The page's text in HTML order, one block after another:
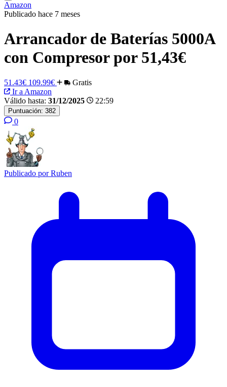
Amazon
Publicado hace 7 meses
Arrancador de Baterías 5000A
con Compresor por 51,43€
51.43€ 109.99€
Gratis
Ir a Amazon
Válido hasta: 31/12/2025 22:59
Puntuación: 382
0
Publicado porRuben